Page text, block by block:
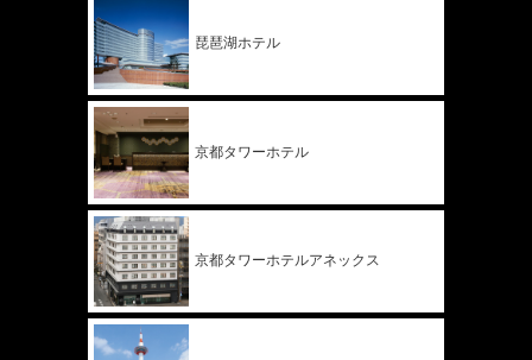
琵琶湖ホテル
京都タワーホテル
京都タワーホテルアネックス